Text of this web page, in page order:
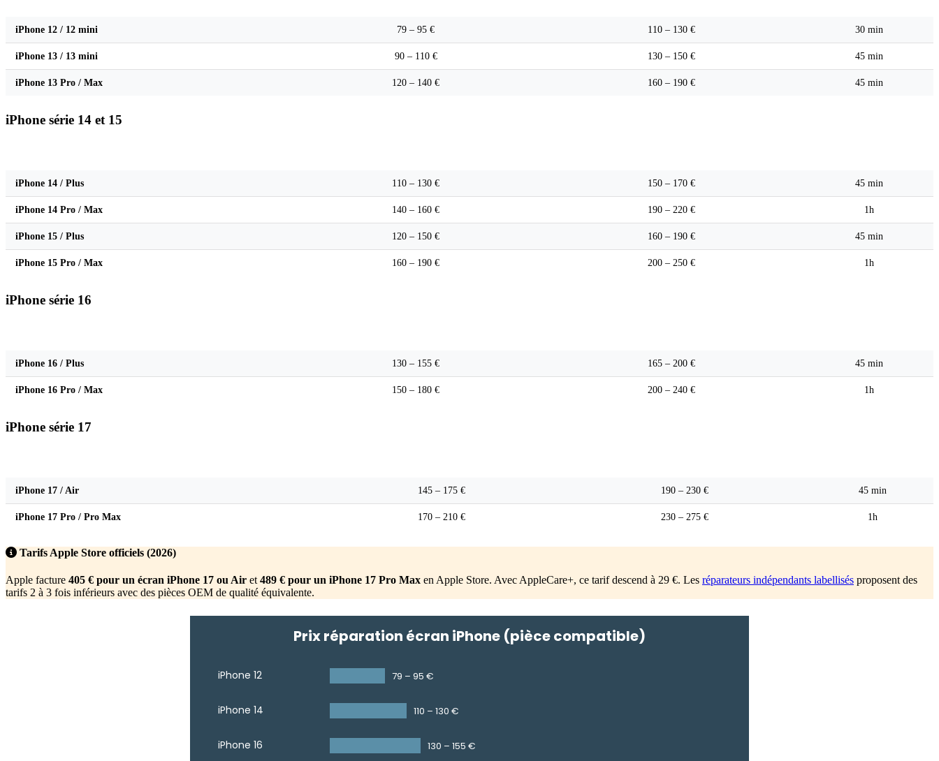
iPhone 12 / 12 mini 79 – 95 € 110 – 130 € 30 min
iPhone 13 / 13 mini 90 – 110 € 130 – 150 € 45 min
iPhone 13 Pro / Max 120 – 140 € 160 – 190 € 45 min
iPhone série 14 et 15
iPhone 14 / Plus 110 – 130 € 150 – 170 € 45 min
iPhone 14 Pro / Max 140 – 160 € 190 – 220 € 1h
iPhone 15 / Plus 120 – 150 € 160 – 190 € 45 min
iPhone 15 Pro / Max 160 – 190 € 200 – 250 € 1h
iPhone série 16
iPhone 16 / Plus 130 – 155 € 165 – 200 € 45 min
iPhone 16 Pro / Max 150 – 180 € 200 – 240 € 1h
iPhone série 17
iPhone 17 / Air 145 – 175 € 190 – 230 € 45 min
iPhone 17 Pro / Pro Max 170 – 210 € 230 – 275 € 1h
Tarifs Apple Store officiels (2026)
Apple facture 405 € pour un écran iPhone 17 ou Air et 489 € pour un iPhone 17 Pro Max en Apple Store. Avec AppleCare+, ce tarif descend à 29 €. Les réparateurs indépendants labellisés proposent des
tarifs 2 à 3 fois inférieurs avec des pièces OEM de qualité équivalente.
Prix réparation écran iPhone (pièce compatible)
iPhone 12 79 – 95 €
iPhone 14 110 – 130 €
iPhone 16 130 – 155 €